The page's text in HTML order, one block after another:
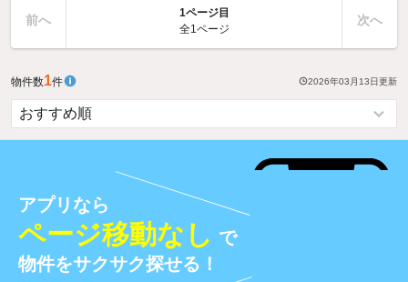
前へ
1ページ目
全1ページ
次へ
物件数1件 2026年03月13日更新
アプリなら
ページ移動なし で
物件をサクサク探せる！